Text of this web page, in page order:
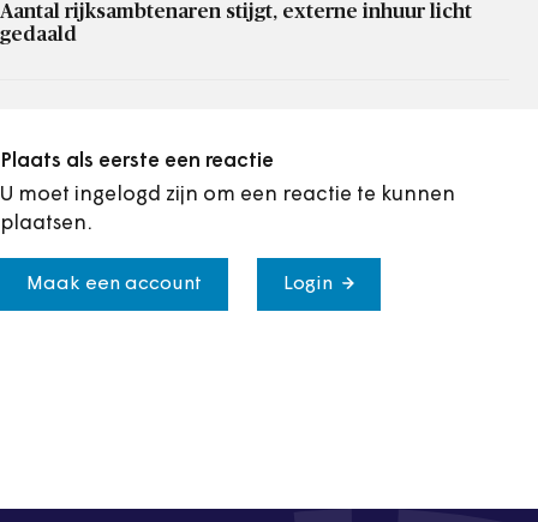
Aantal rijksambtenaren stijgt, externe inhuur licht
gedaald
Plaats als eerste een reactie
U moet ingelogd zijn om een reactie te kunnen
plaatsen.
Maak een account Login